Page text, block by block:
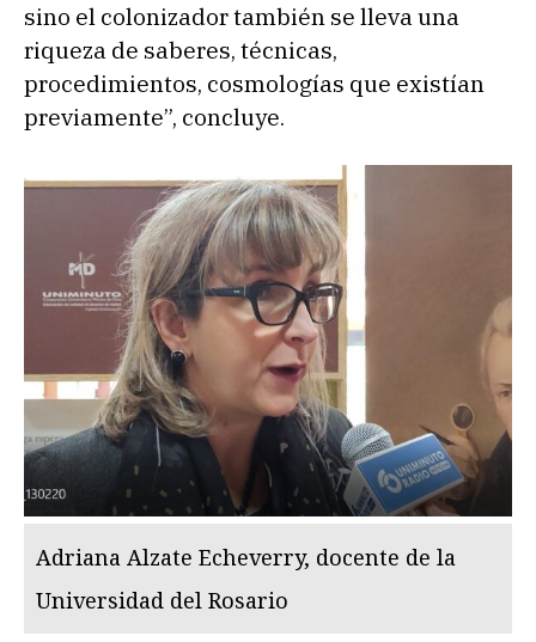
sino el colonizador también se lleva una
riqueza de saberes, técnicas,
procedimientos, cosmologías que existían
previamente”, concluye.
Adriana Alzate Echeverry, docente de la
Universidad del Rosario